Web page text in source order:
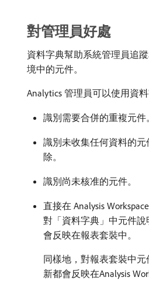
對管理員好處
資料字典幫助系統管理員追
境中的元件。
Analytics 管理員可以使用資
識別需要合併的重複元件。
識別未收集任何資料的
除。
識別尚未核准的元件。
直接在 Analysis
對「資料字典」中元件
會反映在報表套裝中。
同樣地，對報表套裝中
新都會反映在Analysis